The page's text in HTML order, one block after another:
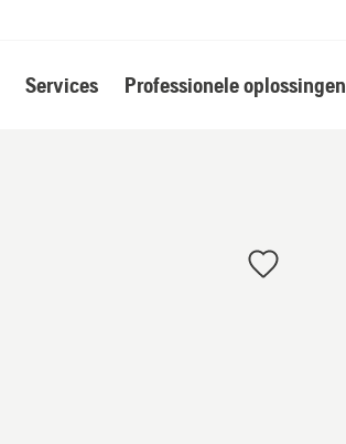
Services Professionele oplossingen